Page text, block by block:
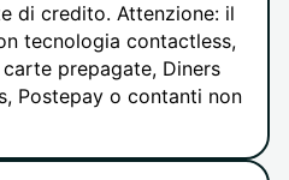
di credito. Attenzione: il
tecnologia contactless,
prepagate, Diners
Postepay o contanti non